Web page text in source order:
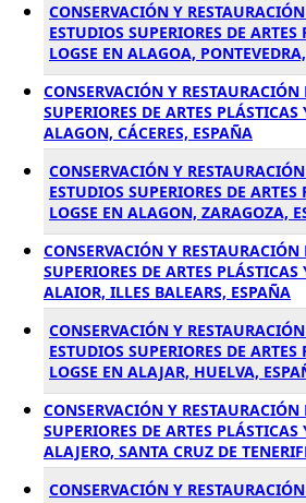
CONSERVACIÓN Y
ESTUDIOS SUPERIORES DE
LOGSE EN ALAGOA,
CONSERVACIÓN Y RESTAURACIÓN
SUPERIORES DE ARTES
ALAGON, CÁCERES, ESPAÑA
CONSERVACIÓN Y
ESTUDIOS SUPERIORES DE
LOGSE EN ALAGON, ZARAGOZA,
CONSERVACIÓN Y RESTAURACIÓN
SUPERIORES DE ARTES
ALAIOR, ILLES BALEARS, ESPAÑA
CONSERVACIÓN Y
ESTUDIOS SUPERIORES DE
LOGSE EN ALAJAR, HUELVA,
CONSERVACIÓN Y RESTAURACIÓN
SUPERIORES DE ARTES
ALAJERO, SANTA CRUZ DE
CONSERVACIÓN Y